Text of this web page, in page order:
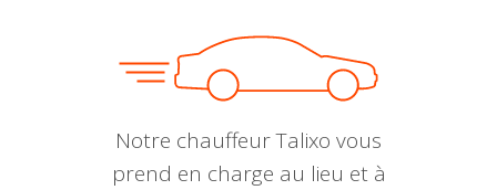
Notre chauffeur Talixo vous
prend en charge au lieu et à